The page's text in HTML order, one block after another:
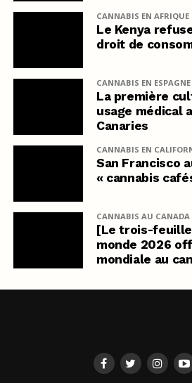
CANNABIS EN AFRIQUE
Le Kenya
droit de
CANNABIS EN ESPAGNE
La première
usage médical
Canaries
CANNABIS EN
San Francisco
« cannabis
CANNABIS AU CANADA
[Le trois-
monde 2026
mondiale au